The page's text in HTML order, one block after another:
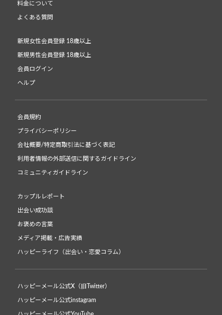
料金について
よくある質問
新規女性会員登録 18歳以上
新規男性会員登録 18歳以上
会員ログイン
ヘルプ
会員規約
プライバシーポリシー
会社概要/特定商取引法に基づく表記
利用者情報の外部送信に関するガイドライン
コミュニティガイドライン
カップルレポート
出会い成功談
お褒めの言葉
メディア掲載・広告実績
ハッピーライフ（出会い・恋愛コラム）
ハッピーメール公式X（旧Twitter）
ハッピーメール公式instagram